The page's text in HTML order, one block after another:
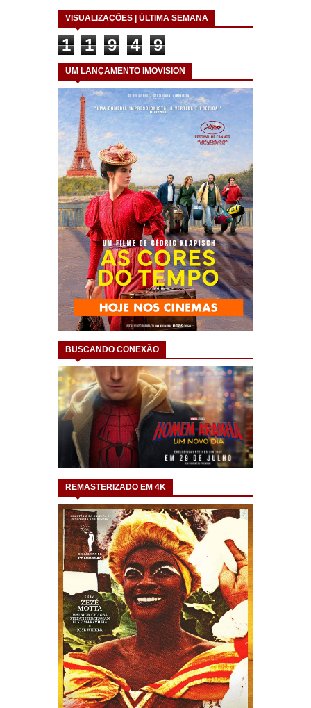
VISUALIZAÇÕES | ÚLTIMA SEMANA
1 1 9 4 9
UM LANÇAMENTO IMOVISION
BUSCANDO CONEXÃO
REMASTERIZADO EM 4K